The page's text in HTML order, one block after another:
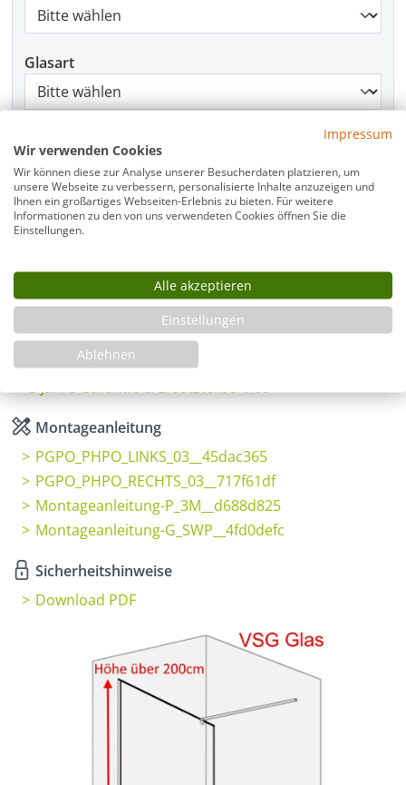
Glasart
Produkt Anzahl: Gib den gewünschten
Fragen zum Artikel
Planungshilfe
3 Jahre Garantie & Ersatzteilservice
Montageanleitung
PGPO_PHPO_LINKS_03__45dac365
PGPO_PHPO_RECHTS_03__717f61df
Montageanleitung-P_3M__d688d825
Montageanleitung-G_SWP__4fd0defc
Sicherheitshinweise
Download PDF
Impressum
Wir verwenden Cookies
Wir können diese zur Analyse unserer Besucherdaten platzieren, um
unsere Webseite zu verbessern, personalisierte Inhalte anzuzeigen und
Ihnen ein großartiges Webseiten-Erlebnis zu bieten. Für weitere
Informationen zu den von uns verwendeten Cookies öffnen Sie die
Einstellungen.
Alle akzeptieren
Einstellungen
Ablehnen